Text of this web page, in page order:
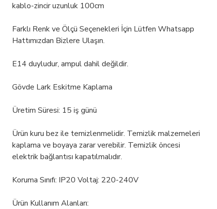
kablo-zincir uzunluk 100cm
Farklı Renk ve Ölçü Seçenekleri İçin Lütfen Whatsapp
Hattımızdan Bizlere Ulaşın.
E14 duyludur, ampul dahil değildir.
Gövde Lark Eskitme Kaplama
Üretim Süresi: 15 iş günü
Ürün kuru bez ile temizlenmelidir. Temizlik malzemeleri
kaplama ve boyaya zarar verebilir. Temizlik öncesi
elektrik bağlantısı kapatılmalıdır.
Koruma Sınıfı: IP20 Voltaj: 220-240V
Ürün Kullanım Alanları: